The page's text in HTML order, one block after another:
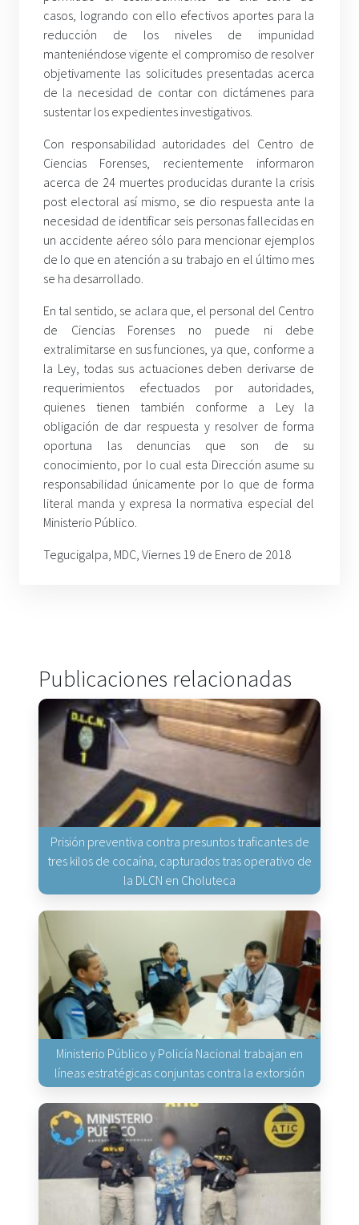
casos, logrando con ello efectivos aportes para la
reducción de los niveles de impunidad
manteniéndose vigente el compromiso de resolver
objetivamente las solicitudes presentadas acerca
de la necesidad de contar con dictámenes para
sustentar los expedientes investigativos.
Con responsabilidad autoridades del Centro de
Ciencias Forenses, recientemente informaron
acerca de 24 muertes producidas durante la crisis
post electoral así mismo, se dio respuesta ante la
necesidad de identificar seis personas fallecidas en
un accidente aéreo sólo para mencionar ejemplos
de lo que en atención a su trabajo en el último mes
se ha desarrollado.
En tal sentido, se aclara que, el personal del Centro
de Ciencias Forenses no puede ni debe
extralimitarse en sus funciones, ya que, conforme a
la Ley, todas sus actuaciones deben derivarse de
requerimientos efectuados por autoridades,
quienes tienen también conforme a Ley la
obligación de dar respuesta y resolver de forma
oportuna las denuncias que son de su
conocimiento, por lo cual esta Dirección asume su
responsabilidad únicamente por lo que de forma
literal manda y expresa la normativa especial del
Ministerio Público.
Tegucigalpa, MDC, Viernes 19 de Enero de 2018
Publicaciones relacionadas
Prisión preventiva contra presuntos traficantes de
tres kilos de cocaína, capturados tras operativo de
la DLCN en Choluteca
Ministerio Público y Policía Nacional trabajan en
líneas estratégicas conjuntas contra la extorsión